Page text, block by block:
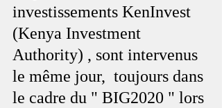
investissements KenInvest
(Kenya Investment
Authority) , sont intervenus
le même jour,  toujours dans
le cadre du " BIG2020 " lors